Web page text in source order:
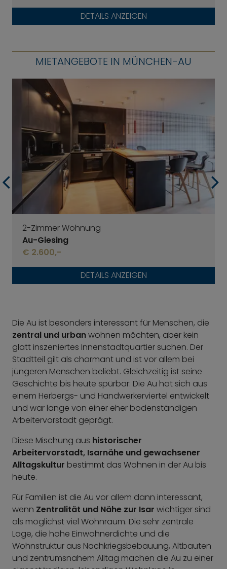
DETAILS ANZEIGEN
MIETANGEBOTE IN MÜNCHEN-AU
2-Zimmer Wohnung
Au-Giesing
€ 2.600,-
DETAILS ANZEIGEN
Die Au ist besonders interessant für Menschen, die
zentral und urbanwohnen möchten, aber kein
glatt inszeniertes Innenstadtquartier suchen. Der
Stadtteil gilt als charmant und ist vor allem bei
jüngeren Menschen beliebt. Gleichzeitig ist seine
Geschichte bis heute spürbar: Die Au hat sich aus
einem Herbergs- und Handwerkerviertel entwickelt
und war lange von einer eher bodenständigen
Arbeitervorstadt geprägt.
Diese Mischung aus historischer
Arbeitervorstadt, Isarnähe und gewachsener
Alltagskultur bestimmt das Wohnen in der Au bis
heute.
Für Familien ist die Au vor allem dann interessant,
wenn Zentralität und Nähe zur Isar wichtiger sind
als möglichst viel Wohnraum. Die sehr zentrale
Lage, die hohe Einwohnerdichte und die
Wohnstruktur aus Nachkriegsbebauung, Altbauten
und zentrumsnahem Alltag machen die Au zu einer